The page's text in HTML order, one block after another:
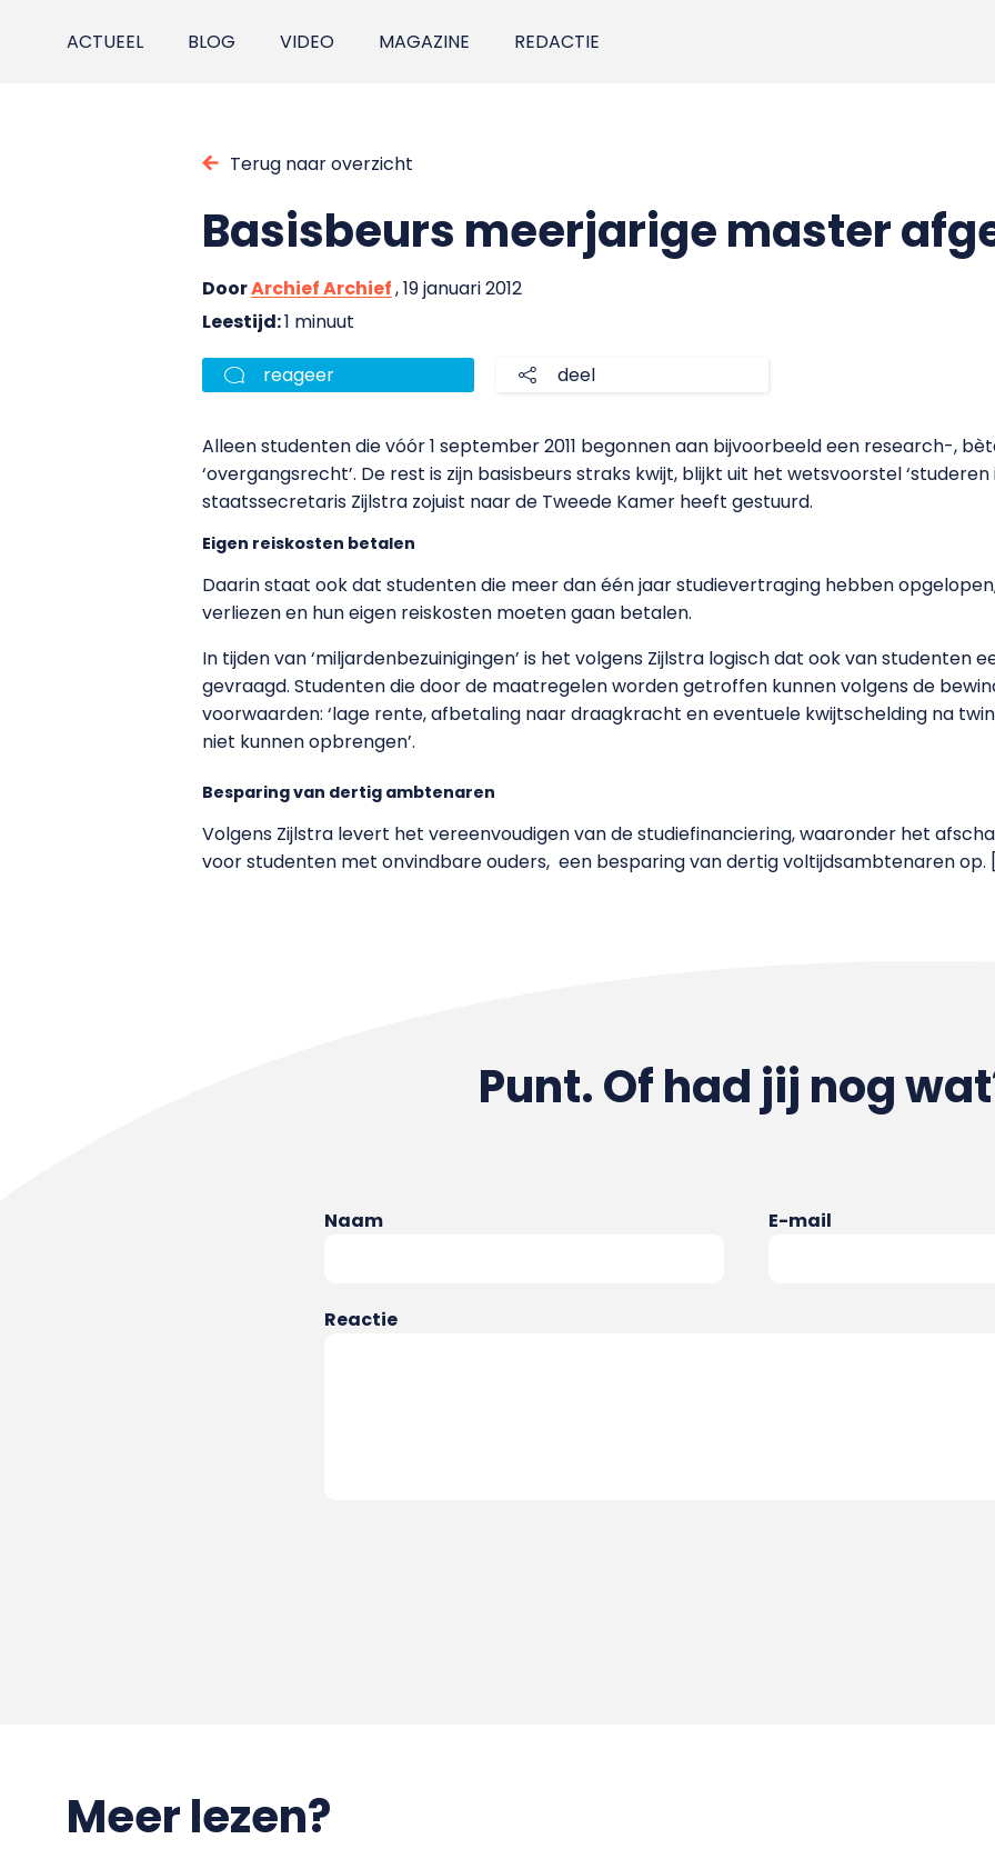
ACTUEEL BLOG VIDEO MAGAZINE REDACTIE
Terug naar overzicht
Basisbeurs meerjarige master
DoorArchief Archief, 19 januari 2012
Leestijd:1 minuut
reageer deel
Alleen studenten die vóór 1 september 2011 begonnen aan bijvoorbeeld een research-,
‘overgangsrecht’. De rest is zijn basisbeurs straks kwijt, blijkt uit het wetsvoorstel
staatssecretaris Zijlstra zojuist naar de Tweede Kamer heeft gestuurd.
Eigen reiskosten betalen
Daarin staat ook dat studenten die meer dan één jaar studievertraging hebben
verliezen en hun eigen reiskosten moeten gaan betalen.
In tijden van ‘miljardenbezuinigingen’ is het volgens Zijlstra logisch dat ook van studenten
gevraagd. Studenten die door de maatregelen worden getroffen kunnen volgens de
voorwaarden: ‘lage rente, afbetaling naar draagkracht en eventuele kwijtschelding na
niet kunnen opbrengen’.
Besparing van dertig ambtenaren
Volgens Zijlstra levert het vereenvoudigen van de studiefinanciering, waaronder het
voor studenten met onvindbare ouders, een besparing van dertig voltijdsambtenaren op.
Punt. Of had jij nog
Naam E-mail
Reactie
Meer lezen?